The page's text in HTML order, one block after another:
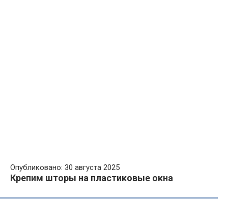
Опубликовано: 30 августа 2025
Крепим шторы на пластиковые окна